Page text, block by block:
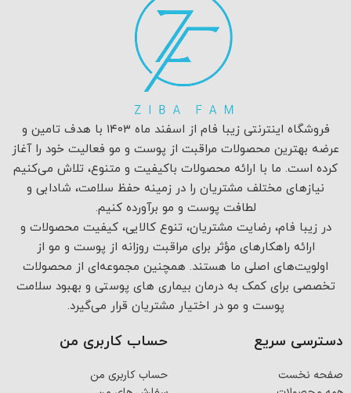
فروشگاه اینترنتی زیبا فام از اسفند ماه ۱۴۰۳ با هدف تامین و
عرضه بهترین محصولات مراقبت از پوست و مو فعالیت خود را آغاز
کرده است. ما با ارائه محصولات باکیفیت و متنوع، تلاش می‌کنیم
نیازهای مختلف مشتریان را در زمینه حفظ سلامت، شادابی و
لطافت پوست و مو برآورده کنیم.
در زیبا فام، رضایت مشتریان، تنوع کالایی، کیفیت محصولات و
ارائه راهکارهای مؤثر برای مراقبت روزانه از پوست و مو از
اولویت‌های اصلی ما هستند. همچنین مجموعه‌ای از محصولات
تخصصی برای کمک به درمان بیماری های پوستی و بهبود سلامت
پوست و مو در اختیار مشتریان قرار می‌گیرد.
دسترسی سریع
صفحه نخست
حساب کاربری من
حساب کاربری من